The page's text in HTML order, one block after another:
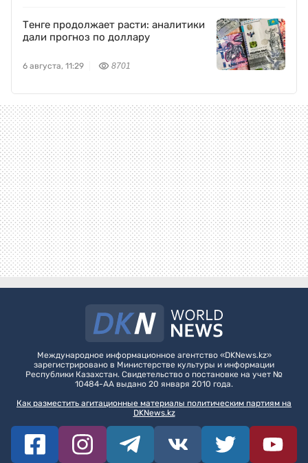
Тенге продолжает расти: аналитики
дали прогноз по доллару
6 августа, 11:29 8701
Международное информационное агентство «DKNews.kz»
зарегистрировано в Министерстве культуры и информации
Республики Казахстан. Свидетельство о постановке на учет №
10484-АА выдано 20 января 2010 года.
Как разместить агитационные материалы политическим партиям на
DKNews.kz